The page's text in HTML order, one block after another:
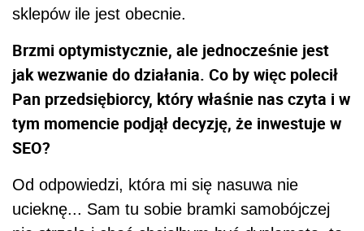
sklepów ile jest obecnie.
Brzmi optymistycznie, ale jednocześnie jest
jak wezwanie do działania. Co by więc polecił
Pan przedsiębiorcy, który właśnie nas czyta i w
tym momencie podjął decyzję, że inwestuje w
SEO?
Od odpowiedzi, która mi się nasuwa nie
ucieknę... Sam tu sobie bramki samobójczej